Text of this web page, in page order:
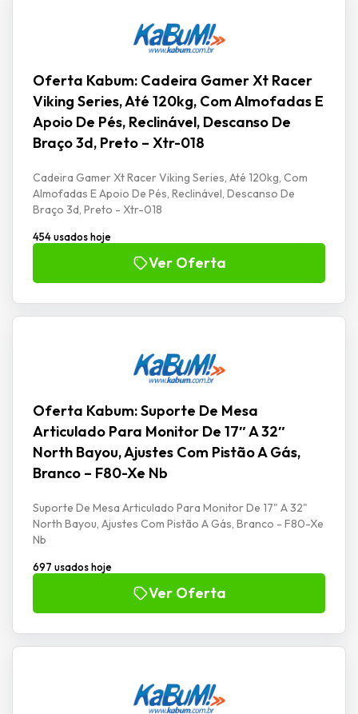
Oferta Kabum: Cadeira Gamer Xt Racer
Viking Series, Até 120kg, Com Almofadas E
Apoio De Pés, Reclinável, Descanso De
Braço 3d, Preto – Xtr-018
Cadeira Gamer Xt Racer Viking Series, Até 120kg, Com
Almofadas E Apoio De Pés, Reclinável, Descanso De
Braço 3d, Preto - Xtr-018
454 usados hoje
Ver Oferta
Oferta Kabum: Suporte De Mesa
Articulado Para Monitor De 17″ A 32″
North Bayou, Ajustes Com Pistão A Gás,
Branco – F80-Xe Nb
Suporte De Mesa Articulado Para Monitor De 17" A 32"
North Bayou, Ajustes Com Pistão A Gás, Branco - F80-Xe
Nb
697 usados hoje
Ver Oferta